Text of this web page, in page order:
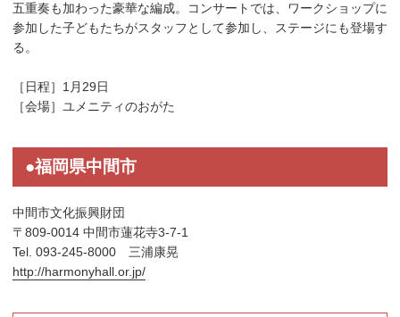
五重奏も加わった豪華な編成。コンサートでは、ワークショップに
参加した子どもたちがスタッフとして参加し、ステージにも登場す
る。
［日程］1月29日
［会場］ユメニティのおがた
●福岡県中間市
中間市文化振興財団
〒809-0014 中間市蓮花寺3-7-1
Tel. 093-245-8000 三浦康晃
http://harmonyhall.or.jp/